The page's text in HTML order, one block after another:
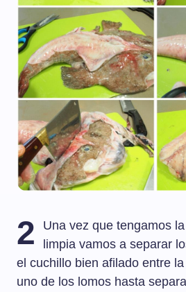
2
Una vez que tengamos
limpia vamos a separar
el cuchillo bien afilado entre
uno de los lomos hasta